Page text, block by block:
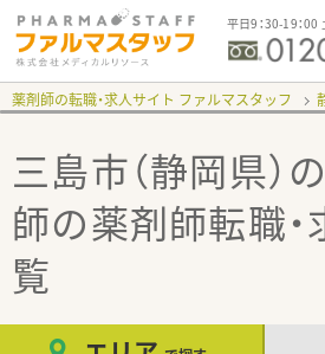
平日9：30-19：00
薬剤師の転職・求人サイト ファルマスタッフ
三島市（静岡県）
師の薬剤師転職
覧